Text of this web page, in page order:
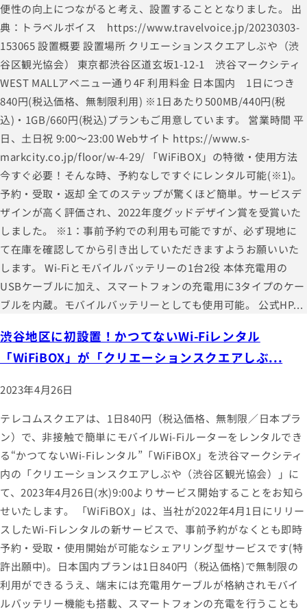
便性の向上につながると考え、設置することとなりました。 出
典：トラベルボイス https://www.travelvoice.jp/20230303-
153065 設置概要 設置場所 クリエーションスクエアしぶや（渋
谷区観光協会） 東京都渋谷区道玄坂1-12-1 渋谷マークシティ
WEST MALLアベニュー通り4F 利用料金 日本国内 1日につき
840円(税込価格、無制限利用) ※1日あたり500MB/440円(税
込)・1GB/660円(税込)プランもご用意しています。 営業時間 平
日、土日祝 9:00～23:00 Webサイト https://www.s-
markcity.co.jp/floor/w-4-29/ 「WiFiBOX」の特徴・使用方法
今すぐ必要！そんな時、予約なしですぐにレンタル可能(※1)。
予約・受取・返却 全てのステップが驚くほど簡単。サービスデ
ザインが高く評価され、2022年度グッドデザイン賞を受賞いた
しました。 ※1：事前予約での利用も可能ですが、必ず現地に
て在庫を確認してから引き出していただきますようお願いいた
します。 Wi-Fiとモバイルバッテリーの1台2役 本体充電用の
USBケーブルに加え、スマートフォンの充電用に3タイプのケー
ブルを内蔵。モバイルバッテリーとしても使用可能。 公式HP...
渋谷地区に初設置！かつてないWi-Fiレンタル
「WiFiBOX」が「クリエーションスクエアしぶ...
2023年4月26日
テレコムスクエアは、1日840円（税込価格、無制限／日本プラ
ン）で、非接触で簡単にモバイルWi-Fiルーターをレンタルでき
る“かつてないWi-Fiレンタル”「WiFiBOX」を渋谷マークシティ
内の「クリエーションスクエアしぶや（渋谷区観光協会）」に
て、2023年4月26日(水)9:00よりサービス開始することをお知ら
せいたします。 「WiFiBOX」は、当社が2022年4月1日にリリー
スしたWi-Fiレンタルの新サービスで、事前予約がなくとも即時
予約・受取・使用開始が可能なシェアリング型サービスです(特
許出願中)。日本国内プランは1日840円（税込価格)で無制限の
利用ができるうえ、端末には充電用ケーブルが格納されモバイ
ルバッテリー機能も搭載、スマートフォンの充電を行うことも